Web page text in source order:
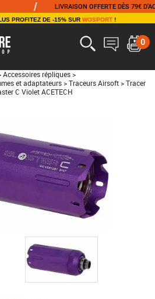
LIVRAISON OFFERTE DÈS 79€ D'ACHAT
PROFITEZ DE -15% SUR WOSPORT!
0
Accessoires répliques >
et adaptateurs > Traceurs Airsoft > Tracer
C Violet ACETECH